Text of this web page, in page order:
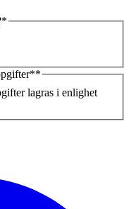
*
*
lagras i enlighet